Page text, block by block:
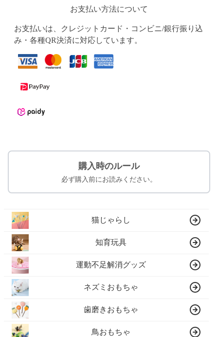
お支払い方法について
お支払いは、クレジットカード・コンビニ/銀行振り込
み・各種QR決済に対応しています。
購入時のルール
必ず購入前にお読みください。
猫じゃらし
知育玩具
運動不足解消グッズ
ネズミおもちゃ
歯磨きおもちゃ
鳥おもちゃ